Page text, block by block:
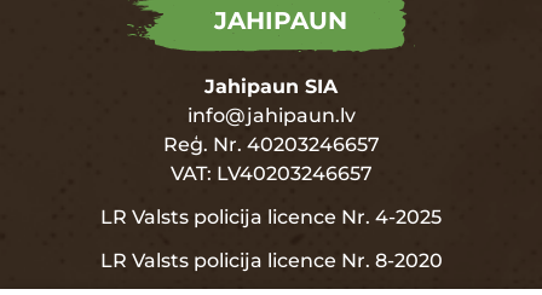
JAHIPAUN
Jahipaun SIA
info@jahipaun.lv
Reģ. Nr. 40203246657
VAT: LV40203246657
LR Valsts policija licence Nr. 4-2025
LR Valsts policija licence Nr. 8-2020